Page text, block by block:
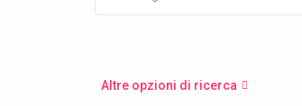
Altre opzioni di ricerca